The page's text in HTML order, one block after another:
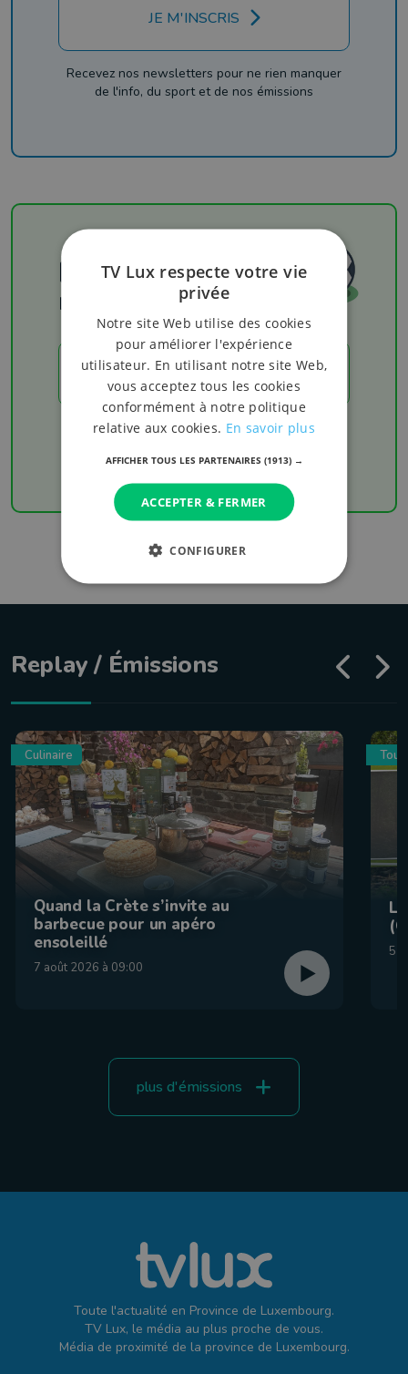
JE M'INSCRIS
Recevez nos newsletters pour ne rien manquer
de l'info, du sport et de nos émissions
Football
Les résultats
LES RÉSULTATS
Chaque week-end retrouvez les derniers
Replay / Émissions
Culinaire
Quand la Crète s’invite au
barbecue pour un apéro
ensoleillé
7 août 2026 à 09:00
5
plus d'émissions
Toute l'actualité en Province de Luxembourg.
TV Lux, le média au plus proche de vous.
Média de proximité de la province de Luxembourg.
TV Lux respecte votre vie
privée
Notre site Web utilise des cookies
pour améliorer l'expérience
utilisateur. En utilisant notre site Web,
vous acceptez tous les cookies
conformément à notre politique
relative aux cookies. En savoir plus
AFFICHER TOUS LES PARTENAIRES (1913) →
ACCEPTER & FERMER
CONFIGURER